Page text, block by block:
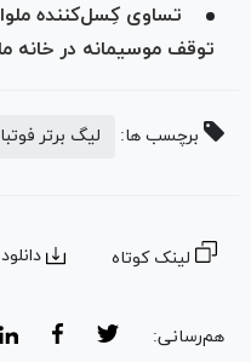
تساوی کِسل‌کننده
توقف موسیمانه در خانه
برچسب ها: لیگ برتر
لینک کوتاه
هم‌رسانی: